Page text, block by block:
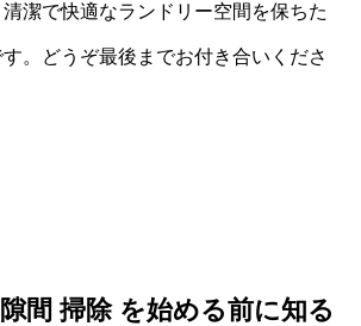
潔で快適なランドリー空間を保ちた
。どうぞ最後までお付き合いくださ
間 掃除 を始める前に知る